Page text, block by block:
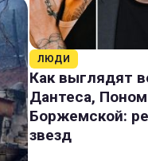
ЛЮДИ
Как выглядят
Дантеса,
Боржемской:
звезд